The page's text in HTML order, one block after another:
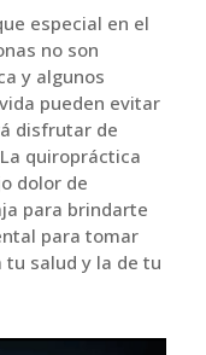
especial en el
no son
y algunos
pueden evitar
disfrutar de
quiropráctica
dolor de
para brindarte
para tomar
salud y la de tu